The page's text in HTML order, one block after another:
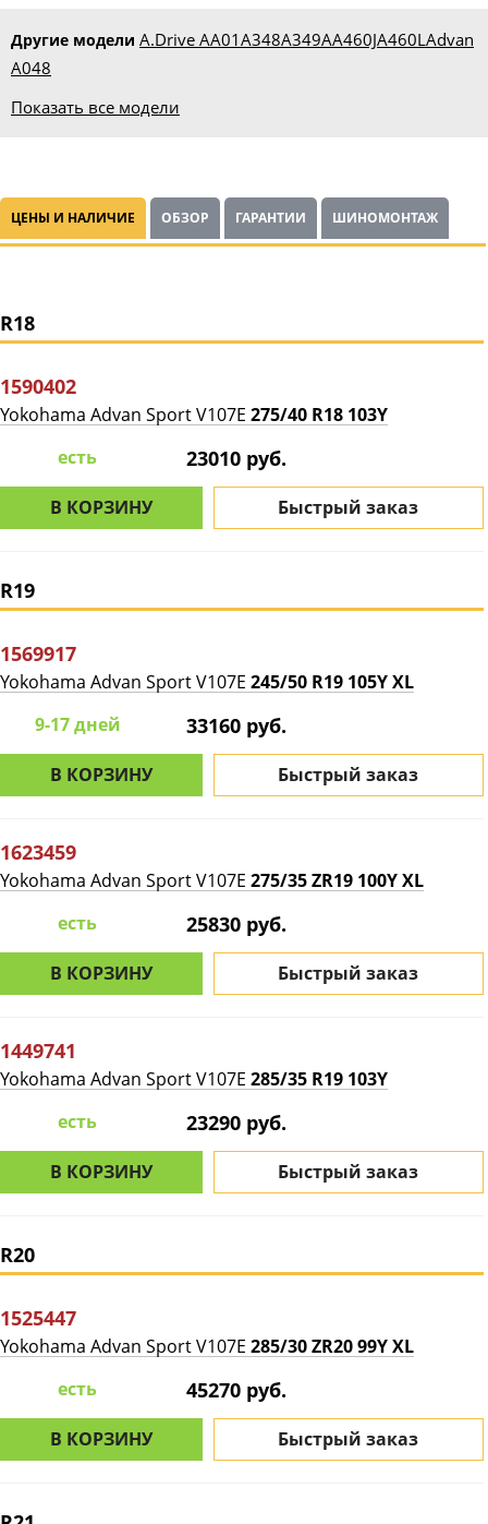
Другие модели A.Drive AA01A348A349AA460JA460LAdvan
A048
Показать все модели
ЦЕНЫ И НАЛИЧИЕ ОБЗОР ГАРАНТИИ ШИНОМОНТАЖ
R18
1590402
Yokohama Advan Sport V107E 275/40 R18 103Y
есть
23010 руб.
В КОРЗИНУ Быстрый заказ
R19
1569917
Yokohama Advan Sport V107E 245/50 R19 105Y XL
9-17 дней
33160 руб.
В КОРЗИНУ Быстрый заказ
1623459
Yokohama Advan Sport V107E 275/35 ZR19 100Y XL
есть
25830 руб.
В КОРЗИНУ Быстрый заказ
1449741
Yokohama Advan Sport V107E 285/35 R19 103Y
есть
23290 руб.
В КОРЗИНУ Быстрый заказ
R20
1525447
Yokohama Advan Sport V107E 285/30 ZR20 99Y XL
есть
45270 руб.
В КОРЗИНУ Быстрый заказ